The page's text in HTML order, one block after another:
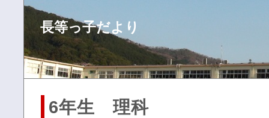
長等っ子だより
6年生 理科